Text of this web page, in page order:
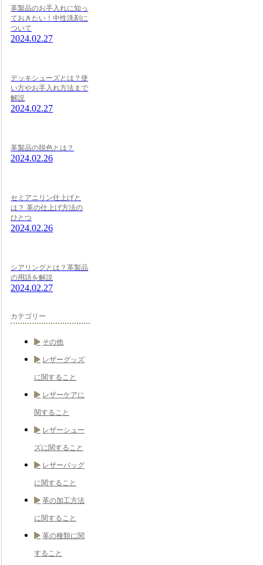
革製品のお手入れに知っ
ておきたい！中性洗剤に
ついて
2024.02.27
デッキシューズとは？使
い方やお手入れ方法まで
解説
2024.02.27
革製品の脱色とは？
2024.02.26
セミアニリン仕上げと
は？ 革の仕上げ方法の
ひとつ
2024.02.26
シアリングとは？革製品
の用語を解説
2024.02.27
カテゴリー
その他
レザーグッズ
に関すること
レザーケアに
関すること
レザーシュー
ズに関すること
レザーバッグ
に関すること
革の加工方法
に関すること
革の種類に関
すること